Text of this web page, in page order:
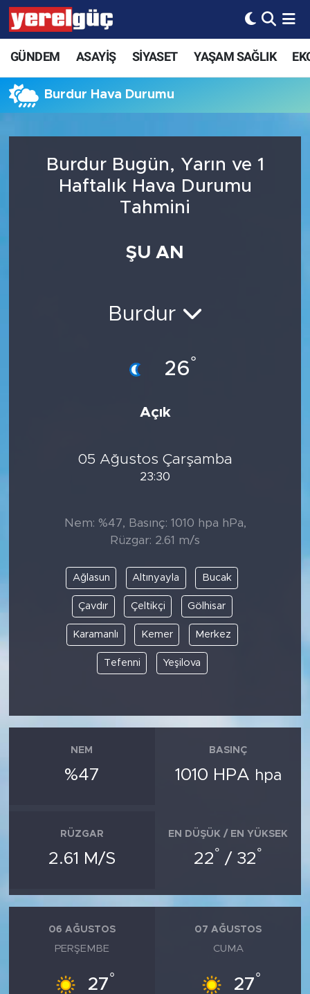
GÜNDEM ASAYİŞ SİYASET YAŞAM SAĞLIK
Burdur Hava Durumu
Burdur Bugün, Yarın ve 1
Haftalık Hava Durumu
Tahmini
ŞU AN
Burdur
26°
Açık
05 Ağustos Çarşamba
23:30
Nem: %47, Basınç: 1010 hpa hPa,
Rüzgar: 2.61 m/s
Ağlasun Altınyayla Bucak
Çavdır Çeltikçi Gölhisar
Karamanlı Kemer Merkez
Tefenni Yeşilova
NEM
%47
BASINÇ
1010 HPA hpa
RÜZGAR
2.61 M/S
EN DÜŞÜK / EN YÜKSEK
22° / 32°
06 AĞUSTOS
PERŞEMBE
27°
07 AĞUSTOS
CUMA
27°